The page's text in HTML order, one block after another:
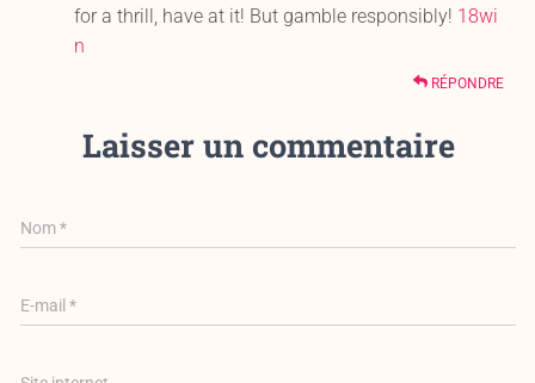
for a thrill, have at it! But gamble responsibly! 18wi
n
RÉPONDRE
Laisser un commentaire
Nom*
E-mail*